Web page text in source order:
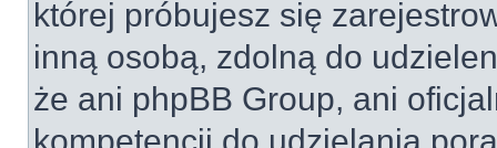
której próbujesz się
inną osobą, zdolną do
że ani phpBB Group, ani